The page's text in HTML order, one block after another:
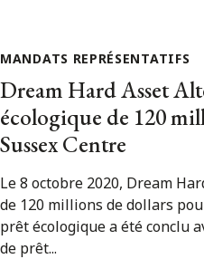
MANDATS REPRÉSENTATIFS
Dream Hard Asset
écologique de 120
Sussex Centre
Le 8 octobre 2020, Dream
de 120 millions de dollars
prêt écologique a été conclu
de prêt...